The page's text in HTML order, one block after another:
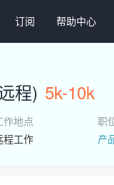
订阅 帮助中心
程) 5k-10k
作地点
程工作
职
产